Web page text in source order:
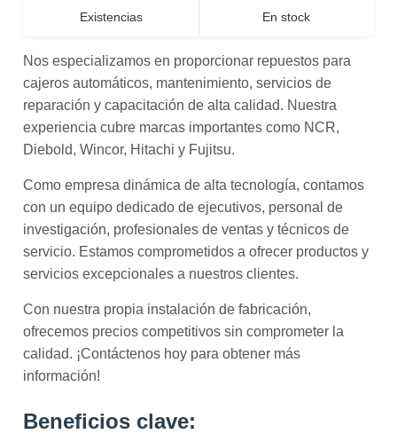
Existencias En stock
Nos especializamos en proporcionar repuestos para
cajeros automáticos, mantenimiento, servicios de
reparación y capacitación de alta calidad. Nuestra
experiencia cubre marcas importantes como NCR,
Diebold, Wincor, Hitachi y Fujitsu.
Como empresa dinámica de alta tecnología, contamos
con un equipo dedicado de ejecutivos, personal de
investigación, profesionales de ventas y técnicos de
servicio. Estamos comprometidos a ofrecer productos y
servicios excepcionales a nuestros clientes.
Con nuestra propia instalación de fabricación,
ofrecemos precios competitivos sin comprometer la
calidad. ¡Contáctenos hoy para obtener más
información!
Beneficios clave: